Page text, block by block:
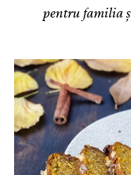
pentru familia